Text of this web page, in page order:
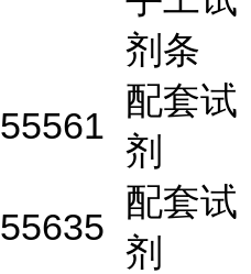
剂条
55561
配套试
剂
55635
配套试
剂